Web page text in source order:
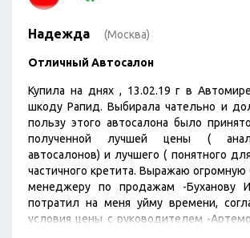
Надежда (Москва)
Отличный Автосалон
Купила на днях , 13.02.19 г в
шкоду Рапид. Выбирала чательно и
пользу этого автосалона было
полученной лучшей цены (
автосалонов) и лучшего ( понятного
частичного кретита. Выражаю огромную
менеджеру по продажам -Буханову
потратил на меня уйму времени,
условия цены с руководителем -